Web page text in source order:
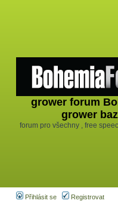
grower forum
grower
forum pro všechny , free
Přihlásit se Registrovat